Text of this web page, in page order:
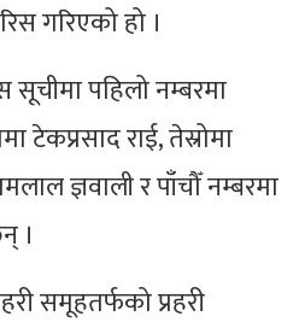
गरिएको हो ।
पहिलो नम्बरमा
टेकप्रसाद राई, तेस्रोमा
ज्ञवाली र पाँचौँ नम्बरमा
।
समूहतर्फको प्रहरी